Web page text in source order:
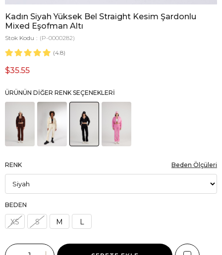
Kadın Siyah Yüksek Bel Straight Kesim Şardonlu
Mixed Eşofman Altı
Stok Kodu
(P-0000282)
4.8
$35.55
ÜRÜNÜN DIĞER RENK SEÇENEKLERI
RENK
BEDEN
XS S M L
Beden Ölçüleri